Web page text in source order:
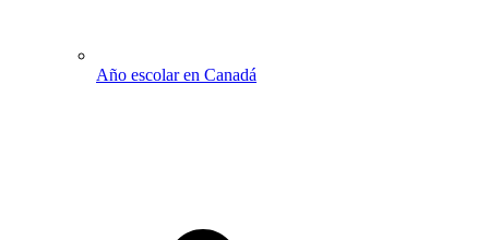
Año escolar en Canadá